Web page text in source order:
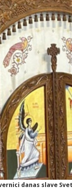
danas slave